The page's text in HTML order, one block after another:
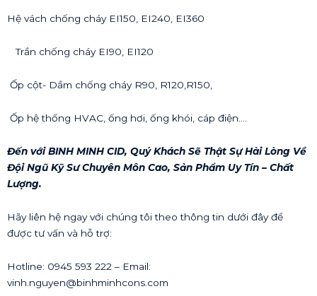
Hệ vách chống cháy EI150, EI240, EI360
Trần chống cháy EI90, EI120
Ốp cột- Dầm chống cháy R90, R120,R150,
Ốp hệ thống HVAC, ống hơi, ống khói, cáp điện….
Đến với BINH MINH CID, Quý Khách Sẽ Thật Sự Hài Lòng Về
Đội Ngũ Kỹ Sư Chuyên Môn Cao, Sản Phẩm Uy Tín – Chất
Lượng.
Hãy liên hệ ngay với chúng tôi theo thông tin dưới đây để
được tư vấn và hỗ trợ:
Hotline: 0945 593 222 – Email:
vinh.nguyen@binhminhcons.com